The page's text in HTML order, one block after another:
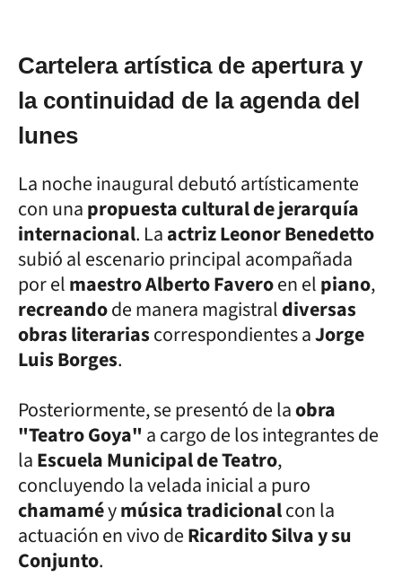
Cartelera artística de apertura y
la continuidad de la agenda del
lunes
La noche inaugural debutó artísticamente
con unapropuesta cultural de jerarquía
internacional. LaactrizLeonor Benedetto
subió al escenario principal acompañada
por elmaestro Alberto Faveroen elpiano,
recreandode manera magistraldiversas
obras literariascorrespondientes aJorge
Luis Borges.
Posteriormente, se presentó de laobra
"Teatro Goya"a cargo de los integrantes de
laEscuela Municipal de Teatro,
concluyendo la velada inicial a puro
chamaméymúsica tradicionalcon la
actuación en vivo deRicardito Silva y su
Conjunto.